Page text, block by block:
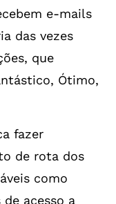
e-mails
das vezes
que
Ótimo,
fazer
de rota dos
como
acesso a